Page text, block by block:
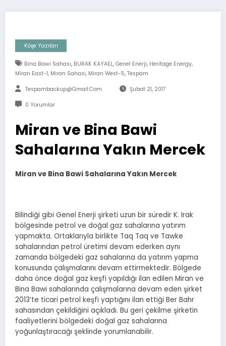
Köşe Yazıları
Bina Bawi Sahası, BURAK KAYAEL, Genel Enerji, Heritage Energy,
Miran East-1, Miran Sahası, Miran West-5, Tespam
Tespambackup@gmail.com Şubat 21, 2017
0 Yorumlar
Miran ve Bina Bawi
Sahalarına Yakın Mercek
Miran ve Bina Bawi Sahalarına Yakın Mercek
Bilindiği gibi Genel Enerji şirketi uzun bir süredir K. Irak
bölgesinde petrol ve doğal gaz sahalarına yatırım
yapmakta. Ortaklarıyla birlikte Taq Taq ve Tawke
sahalarından petrol üretimi devam ederken aynı
zamanda bölgedeki gaz sahalarına da yatırım yapma
konusunda çalışmalarını devam ettirmektedir. Bölgede
daha önce doğal gaz keşfi yapıldığı ilan edilen Miran ve
Bina Bawi sahalarında çalışmalarına devam eden şirket
2013’te ticari petrol keşfi yaptığını ilan ettiği Ber Bahr
sahasından çekildiğini açıkladı. Bu geri çekilme şirketin
faaliyetlerini bölgedeki doğal gaz sahalarına
yoğunlaştıracağı şeklinde yorumlanabilir.